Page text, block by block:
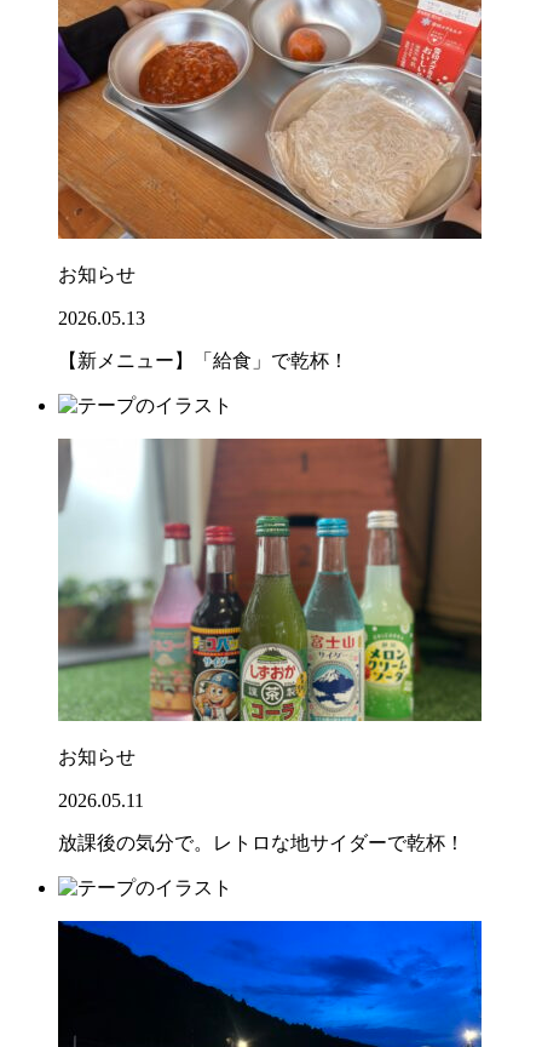
お知らせ
2026.05.13
【新メニュー】「給食」で乾杯！
お知らせ
2026.05.11
放課後の気分で。レトロな地サイダーで乾杯！